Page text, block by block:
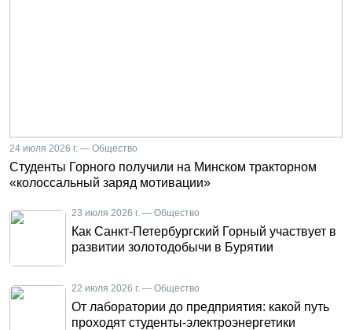
24 июля 2026 г. — Общество
Студенты Горного получили на Минском тракторном
«колоссальный заряд мотивации»
23 июля 2026 г. — Общество
Как Санкт-Петербургский Горный участвует в
развитии золотодобычи в Бурятии
22 июля 2026 г. — Общество
От лаборатории до предприятия: какой путь
проходят студенты-электроэнергетики